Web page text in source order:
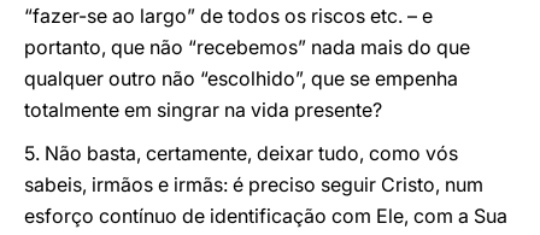
“fazer-se ao largo” de todos os riscos etc. – e
portanto, que não “recebemos” nada mais do que
qualquer outro não “escolhido”, que se empenha
totalmente em singrar na vida presente?
5. Não basta, certamente, deixar tudo, como vós
sabeis, irmãos e irmãs: é preciso seguir Cristo, num
esforço contínuo de identificação com Ele, com a Sua